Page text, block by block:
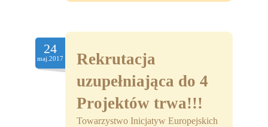
24
maj.2017
Rekrutacja
uzupełniająca do 4
Projektów trwa!!!
Towarzystwo Inicjatyw Europejskich